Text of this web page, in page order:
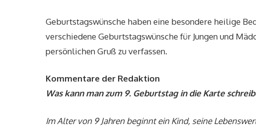
Geburtstagswünsche haben eine besondere heilige
verschiedene Geburtstagswünsche für Jungen und
persönlichen Gruß zu verfassen.
Kommentare der Redaktion
Was kann man zum 9. Geburtstag in die Karte
Im Alter von 9 Jahren beginnt ein Kind, seine